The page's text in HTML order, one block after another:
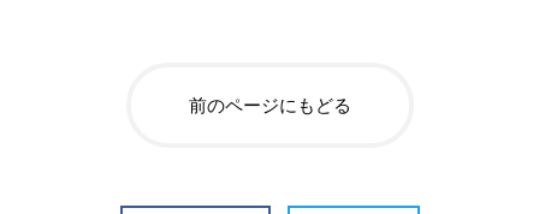
前のページにもどる